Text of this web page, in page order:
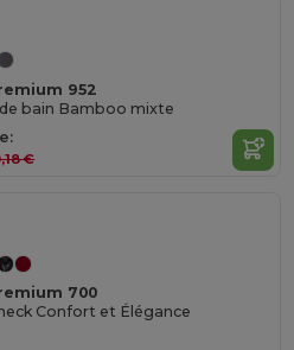
952
bain Bamboo mixte
€
700
Confort et Élégance